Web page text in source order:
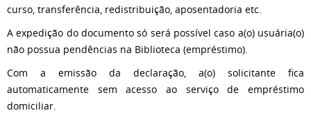
curso, transferência, redistribuição, aposentadoria etc.
A expedição do documento só será possível caso a(o) usuária(o)
não possua pendências na Biblioteca (empréstimo).
Com a emissão da declaração, a(o) solicitante fica
automaticamente sem acesso ao serviço de empréstimo
domiciliar.